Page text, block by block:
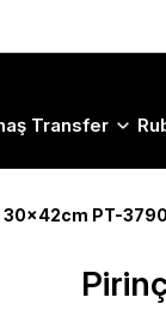
Transfer
30x42cm PT-3790